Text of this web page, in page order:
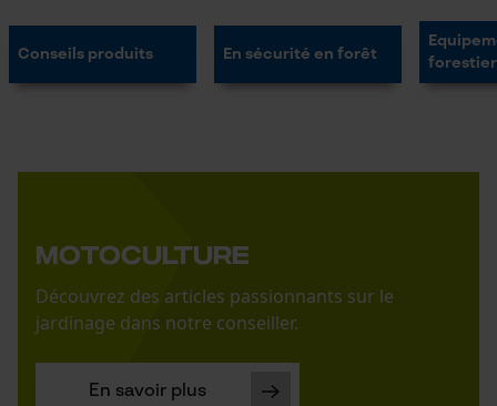
Conseils produits En sécurité en forêt
Motoculture
Découvrez des articles passionnants sur le
jardinage dans notre conseiller.
En savoir plus